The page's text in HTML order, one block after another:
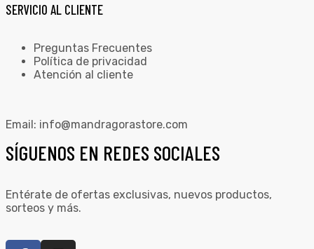
SERVICIO AL CLIENTE
Preguntas Frecuentes
Política de privacidad
Atención al cliente
Email: info@mandragorastore.com
SÍGUENOS EN REDES SOCIALES
Entérate de ofertas exclusivas, nuevos productos,
sorteos y más.